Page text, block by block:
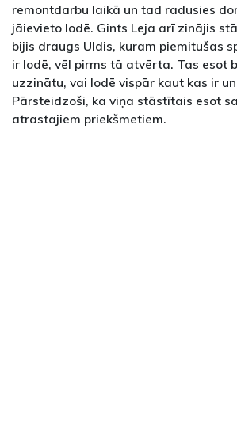
remontdarbu laikā un tad radusies
jāievieto lodē. Gints Leja arī zinājis
bijis draugs Uldis, kuram piemitušas
ir lodē, vēl pirms tā atvērta. Tas esot
uzzinātu, vai lodē vispār kaut kas ir
Pārsteidzoši, ka viņa stāstītais esot
atrastajiem priekšmetiem.